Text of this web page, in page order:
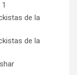
de la
de la